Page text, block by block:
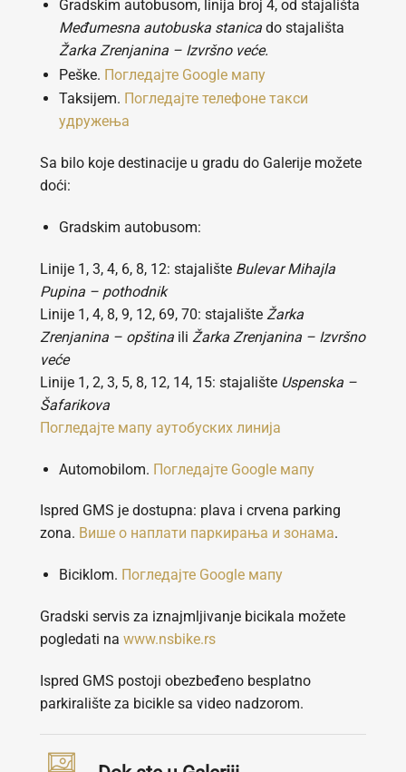
Gradskim autobusom, linija broj 4, od stajališta
Međumesna autobuska stanicado stajališta
Žarka Zrenjanina – Izvršno veće.
Peške. Погледајте Google мапу
Taksijem. Погледајте телефоне такси
удружења
Sa bilo koje destinacije u gradu do Galerije možete
doći:
Gradskim autobusom:
Linije 1, 3, 4, 6, 8, 12: stajališteBulevar Mihajla
Pupina – pothodnik
Linije 1, 4, 8, 9, 12, 69, 70: stajališteŽarka
Zrenjanina – opština ili Žarka Zrenjanina – Izvršno
veće
Linije 1, 2, 3, 5, 8, 12, 14, 15: stajališteUspenska –
Šafarikova
Погледајте мапу аутобуских линија
Аutomobilom. Погледајте Google мапу
Ispred GMS je dostupna: plava i crvena parking
zona. Више о наплати паркирања и зонама.
Biciklom. Погледајте Google мапу
Gradski servis za iznajmljivanje bicikala možete
pogledati na www.nsbike.rs
Ispred GMS postoji obezbeđeno besplatno
parkiralište za bicikle sa video nadzorom.